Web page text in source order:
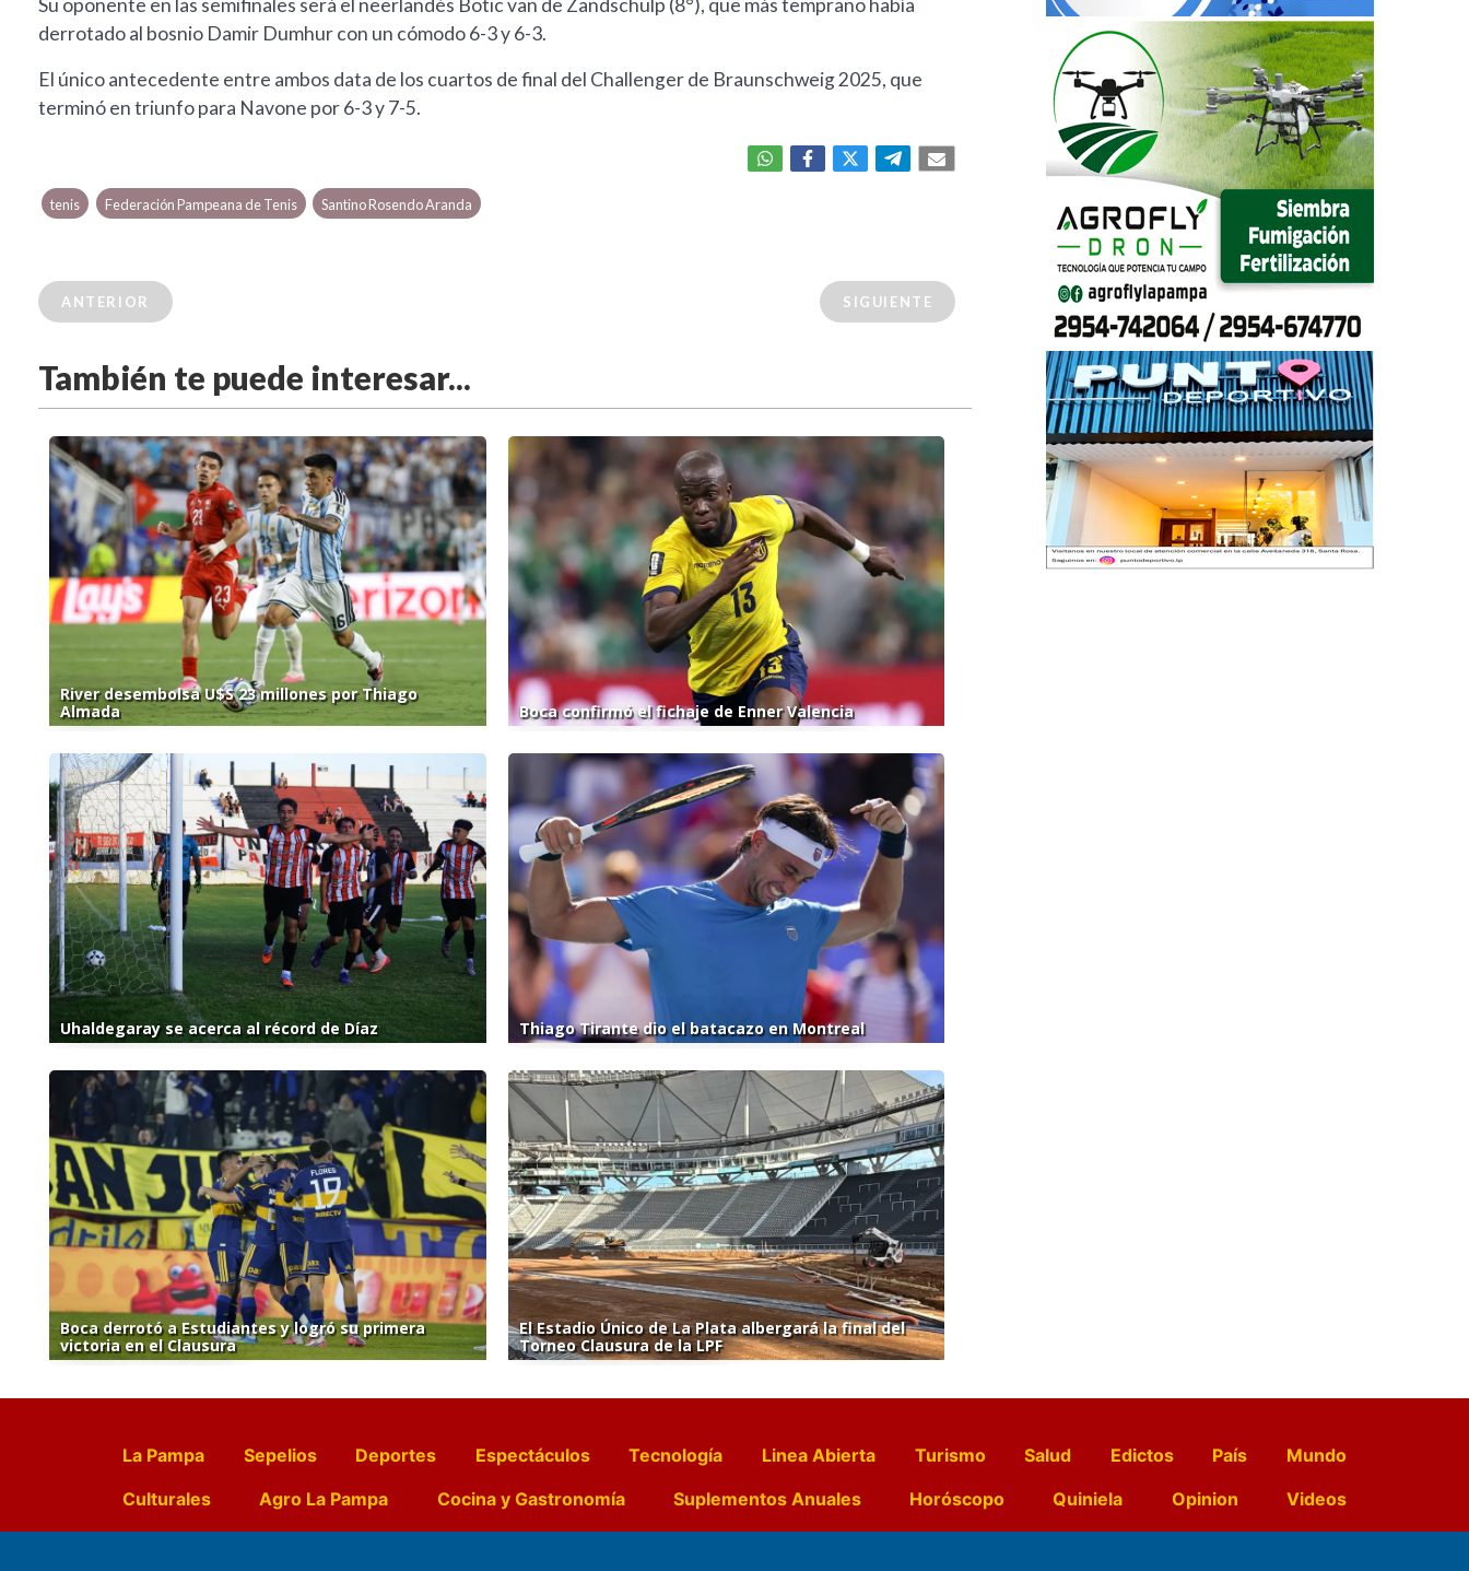
Su oponente en las semifinales será el neerlandés Botic van de Zandschulp (8°), que más temprano había
derrotado al bosnio Damir Dumhur con un cómodo 6-3 y 6-3.
El único antecedente entre ambos data de los cuartos de final del Challenger de Braunschweig 2025, que
terminó en triunfo para Navone por 6-3 y 7-5.
tenis Federación Pampeana de Tenis Santino Rosendo Aranda
ANTERIOR SIGUIENTE
También te puede interesar...
River desembolsa U$S 23 millones por Thiago
Almada
Boca confirmó el fichaje de Enner Valencia
Uhaldegaray se acerca al récord de Díaz Thiago Tirante dio el batacazo en Montreal
Boca derrotó a Estudiantes y logró su primera
victoria en el Clausura
El Estadio Único de La Plata albergará la final del
Torneo Clausura de la LPF
La Pampa Sepelios Deportes Espectáculos Tecnología Linea Abierta Turismo Salud Edictos País
Mundo
Culturales
Agro La Pampa Cocina y Gastronomía Suplementos Anuales Horóscopo Quiniela Opinion
Videos